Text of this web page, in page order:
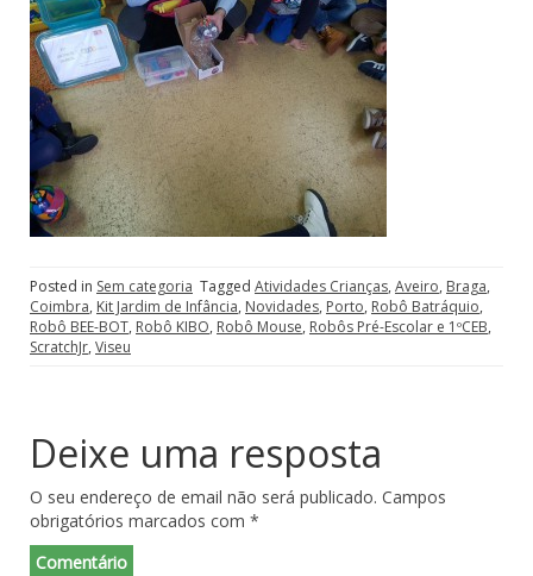
Posted in Sem categoria Tagged Atividades Crianças, Aveiro, Braga,
Coimbra, Kit Jardim de Infância, Novidades, Porto, Robô Batráquio,
Robô BEE-BOT, Robô KIBO, Robô Mouse, Robôs Pré-Escolar e 1ºCEB,
ScratchJr, Viseu
Deixe uma resposta
O seu endereço de email não será publicado. Campos
obrigatórios marcados com *
Comentário